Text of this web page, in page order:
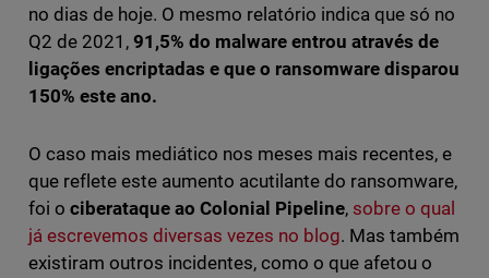
no dias de hoje. O mesmo relatório indica que só no
Q2 de 2021, 91,5% do malware entrou através de
ligações encriptadas e que o ransomware disparou
150% este ano.
O caso mais mediático nos meses mais recentes, e
que reflete este aumento acutilante do ransomware,
foi o ciberataque ao Colonial Pipeline, sobre o qual
já escrevemos diversas vezes no blog. Mas também
existiram outros incidentes, como o que afetou o